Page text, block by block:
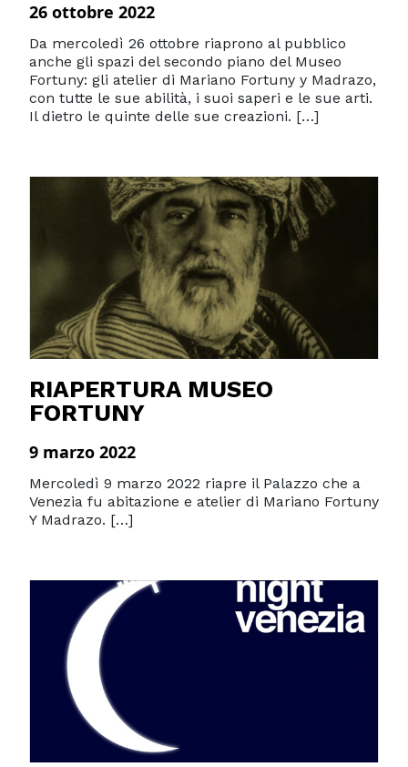
26 ottobre 2022
Da mercoledì 26 ottobre riaprono al pubblico
anche gli spazi del secondo piano del Museo
Fortuny: gli atelier di Mariano Fortuny y Madrazo,
con tutte le sue abilità, i suoi saperi e le sue arti.
Il dietro le quinte delle sue creazioni. […]
RIAPERTURA MUSEO
FORTUNY
9 marzo 2022
Mercoledì 9 marzo 2022 riapre il Palazzo che a
Venezia fu abitazione e atelier di Mariano Fortuny
Y Madrazo. […]